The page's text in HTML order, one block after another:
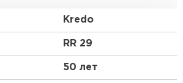
металлочерепицы.
стиль кровли, а мягкие и
натуральной черепицей. С Kredo
и оригинальным
Kredo
RR 29
50 лет